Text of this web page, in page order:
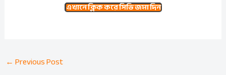
এখানে ক্লিক করে সিভি জমা দিন
←Previous Post